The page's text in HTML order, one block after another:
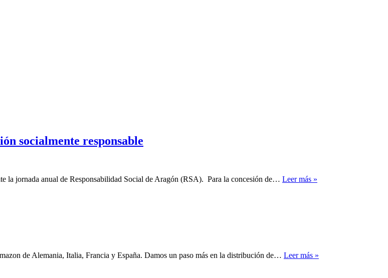
socialmente responsable
la jornada anual de Responsabilidad Social de Aragón (RSA). Para la concesión de… Leer más »
de Alemania, Italia, Francia y España. Damos un paso más en la distribución de… Leer más »